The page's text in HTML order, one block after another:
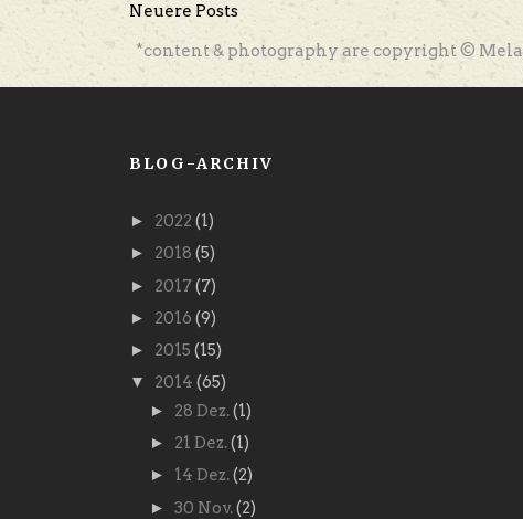
Neuere Posts
*content & photography are copyright ©
BLOG-ARCHIV
► 2022 (1)
► 2018 (5)
► 2017(7)
► 2016 (9)
► 2015 (15)
▼ 2014 (65)
► 28 Dez.(1)
► 21 Dez.(1)
► 14 Dez.(2)
► 30 Nov.(2)